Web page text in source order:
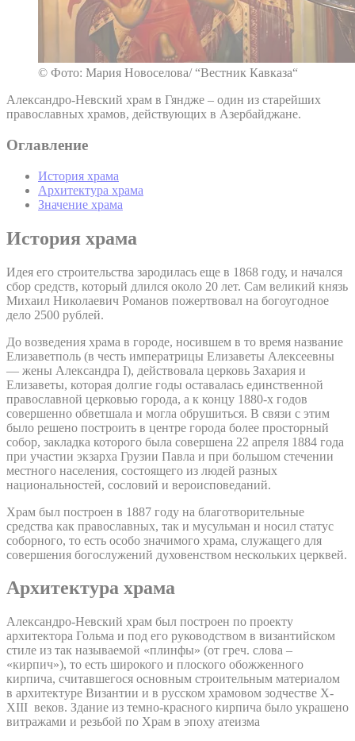
© Фото: Мария Новоселова/ “Вестник Кавказа“
Александро-Невский храм в Гяндже – один из старейших
православных храмов, действующих в Азербайджане.
Оглавление
История храма
Архитектура храма
Значение храма
История храма
Идея его строительства зародилась еще в 1868 году, и начался
сбор средств, который длился около 20 лет. Сам великий князь
Михаил Николаевич Романов пожертвовал на богоугодное
дело 2500 рублей.
До возведения храма в городе, носившем в то время название
Елизаветполь (в честь императрицы Елизаветы Алексеевны
— жены Александра I), действовала церковь Захария и
Елизаветы, которая долгие годы оставалась единственной
православной церковью города, а к концу 1880-х годов
совершенно обветшала и могла обрушиться. В связи с этим
было решено построить в центре города более просторный
собор, закладка которого была совершена 22 апреля 1884 года
при участии экзарха Грузии Павла и при большом стечении
местного населения, состоящего из людей разных
национальностей, сословий и вероисповеданий.
Храм был построен в 1887 году на благотворительные
средства как православных, так и мусульман и носил статус
соборного, то есть особо значимого храма, служащего для
совершения богослужений духовенством нескольких церквей.
Архитектура храма
Александро-Невский храм был построен по проекту
архитектора Гольма и под его руководством в византийском
стиле из так называемой «плинфы» (от греч. слова –
«кирпич»), то есть широкого и плоского обожженного
кирпича, считавшегося основным строительным материалом
в архитектуре Византии и в русском храмовом зодчестве X-
XIII веков. Здание из темно-красного кирпича было украшено
витражами и резьбой по Храм в эпоху атеизма